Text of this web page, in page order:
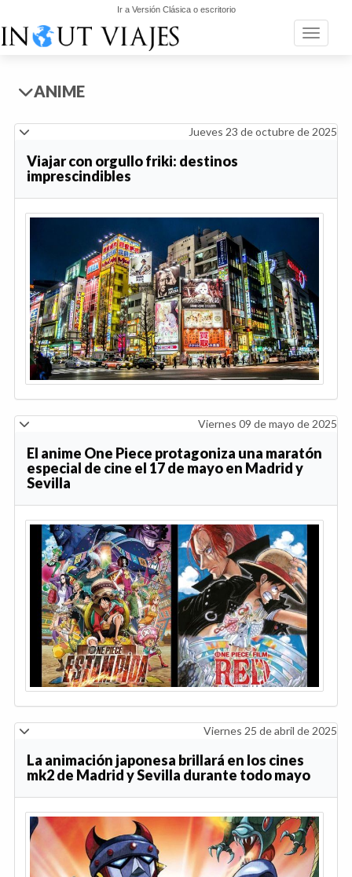
Ir a Versión Clásica o escritorio
Toggle
ANIME
Jueves 23 de octubre de 2025
Viajar con orgullo friki: destinos
imprescindibles
Viernes 09 de mayo de 2025
El anime One Piece protagoniza una maratón
especial de cine el 17 de mayo en Madrid y
Sevilla
Viernes 25 de abril de 2025
La animación japonesa brillará en los cines
mk2 de Madrid y Sevilla durante todo mayo